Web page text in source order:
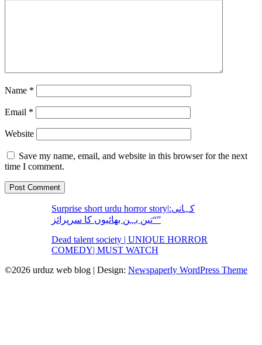
Name *
Email *
Website
Save my name, email, and website in this browser for the next
time I comment.
Surprise short urdu horror story|کہانی:
“تین بہن بھائیوں کا سرپرائز”
Dead talent society | UNIQUE HORROR
COMEDY| MUST WATCH
©2026 urduz web blog | Design: Newspaperly WordPress Theme